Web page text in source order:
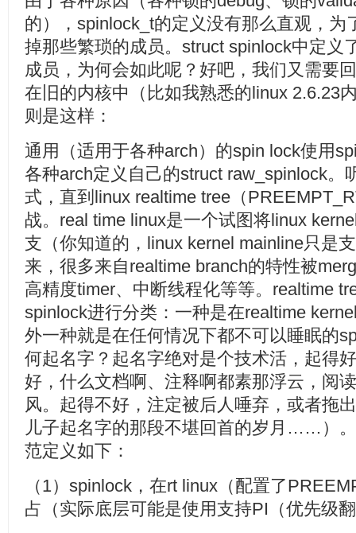
的），spinlock_t的定义没有那么直观，为
掉那些繁琐的成员。struct spinlock中定义
成员，为何会如此呢？好吧，我们又需要
在旧的内核中（比如我熟悉的linux 2.6.23
则是这样：
通用（适用于各种arch）的spin lock使用
各种arch定义自己的struct raw_spinlock。
式，直到linux realtime tree（
战。real time linux是一个试图将linux
支（你知道的，linux kernel mainline只是
来，很多来自realtime branch的特性被
高精度timer、中断线程化等等。realtime
spinlock进行分类：一种是在realtime
外一种就是在任何情况下都不可以睡眠的
何起名字？起名字绝对是个技术活，起得
好，什么文档啊、注释啊都素那浮云，阅
风。起得不好，注定被后人唾弃，或者拖
儿子起名字的那段不堪回首的岁月……）
范定义如下：
（1）spinlock，在rt linux（配置了
占（实际底层可能是使用支持PI（优先级